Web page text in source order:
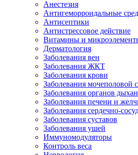
Анестезия
Антигеморроидальные
Антисептики
Антистрессовое действие
Витамины и
Дерматология
Заболевания вен
Заболевания ЖКТ
Заболевания крови
Заболевания мочеполовой
Заболевания органов
Заболевания печени и
Заболевания сердечно-
Заболевания суставов
Заболевания ушей
Иммуномодуляторы
Контроль веса